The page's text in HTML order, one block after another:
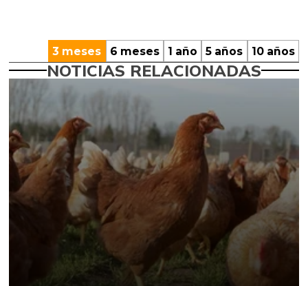
3 meses 6 meses 1 año 5 años 10 años
NOTICIAS RELACIONADAS